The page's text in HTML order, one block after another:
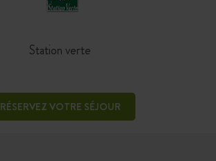
Station verte
RÉSERVEZ VOTRE SÉJOUR